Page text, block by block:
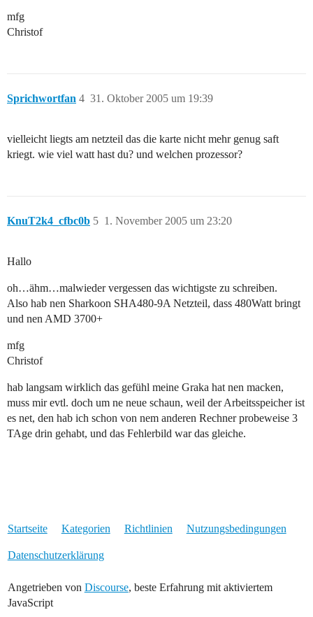
mfg
Christof
Sprichwortfan 31. Oktober 2005 um 19:39
4
vielleicht liegts am netzteil das die karte nicht mehr genug saft
kriegt. wie viel watt hast du? und welchen prozessor?
KnuT2k4_cfbc0b 1. November 2005 um 23:20
5
Hallo
oh…ähm…malwieder vergessen das wichtigste zu schreiben.
Also hab nen Sharkoon SHA480-9A Netzteil, dass 480Watt bringt
und nen AMD 3700+
mfg
Christof
hab langsam wirklich das gefühl meine Graka hat nen macken,
muss mir evtl. doch um ne neue schaun, weil der Arbeitsspeicher ist
es net, den hab ich schon von nem anderen Rechner probeweise 3
TAge drin gehabt, und das Fehlerbild war das gleiche.
Startseite Kategorien Richtlinien Nutzungsbedingungen
Datenschutzerklärung
Angetrieben von Discourse, beste Erfahrung mit aktiviertem
JavaScript